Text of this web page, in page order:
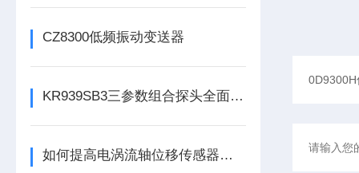
CZ8300低频振动变送器
KR939SB3三参数组合探头全面解析
如何提高电涡流轴位移传感器的精度？